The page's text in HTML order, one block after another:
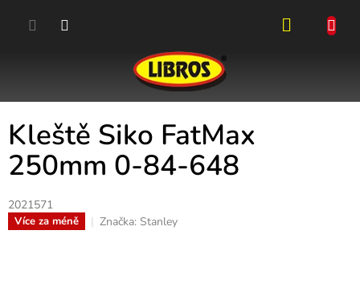
Kleště Siko FatMax
250mm 0-84-648
2021571
Více za méně Značka: Stanley